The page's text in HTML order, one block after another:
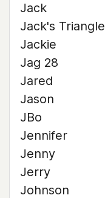
Jack
Jack's Triangle
Jackie
Jag 28
Jared
Jason
JBo
Jennifer
Jenny
Jerry
Johnson